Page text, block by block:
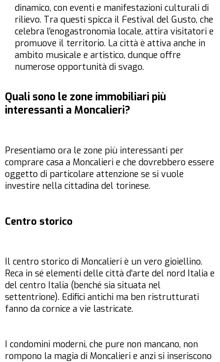
dinamico, con eventi e manifestazioni culturali di
rilievo. Tra questi spicca il Festival del Gusto, che
celebra l’enogastronomia locale, attira visitatori e
promuove il territorio. La città è attiva anche in
ambito musicale e artistico, dunque offre
numerose opportunità di svago.
Quali sono le zone immobiliari più
interessanti a Moncalieri?
Presentiamo ora le zone più interessanti per
comprare casa a Moncalieri e che dovrebbero essere
oggetto di particolare attenzione se si vuole
investire nella cittadina del torinese.
Centro storico
Il centro storico di Moncalieri è un vero gioiellino.
Reca in sé elementi delle città d’arte del nord Italia e
del centro Italia (benché sia situata nel
settentrione). Edifici antichi ma ben ristrutturati
fanno da cornice a vie lastricate.
I condomini moderni, che pure non mancano, non
rompono la magia di Moncalieri e anzi si inseriscono